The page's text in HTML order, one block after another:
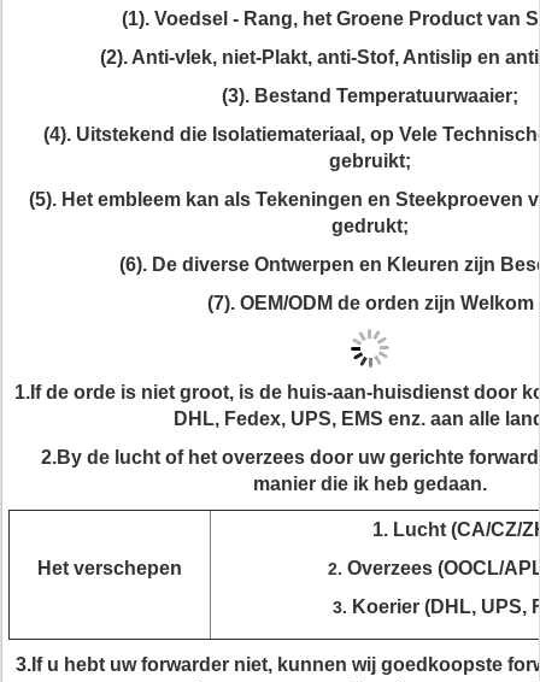
(1). Voedsel - Rang, het Groene Product van
(2). Anti-vlek, niet-Plakt, anti-Stof, Antislip en
(3). Bestand Temperatuurwaaier;
(4). Uitstekend die Isolatiemateriaal, op Vele
gebruikt;
(5). Het embleem kan als Tekeningen en Steekproeven
gedrukt;
(6). De diverse Ontwerpen en Kleuren zijn
(7). OEM/ODM de orden zijn Welkom
1.If de orde is niet groot, is de huis-aan-huisdienst door
DHL, Fedex, UPS, EMS enz. aan alle
2.By de lucht of het overzees door uw gerichte
manier die ik heb gedaan.
Het verschepen
1. Lucht (CA/CZ/
2. Overzees (OOCL/
3. Koerier (DHL, UPS,
3.If u hebt uw forwarder niet, kunnen wij goedkoopste